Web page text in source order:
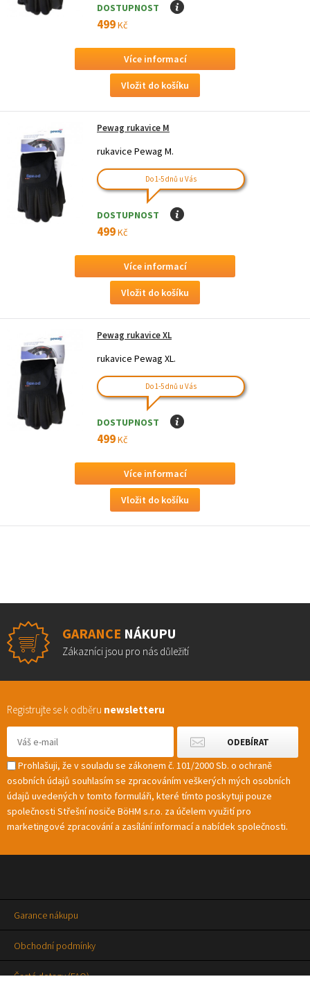
DOSTUPNOST I
499Kč
Více informací
Pewag rukavice M
rukavice Pewag M.
Do 1-5 dnů u Vás
DOSTUPNOST I
499Kč
Více informací
Pewag rukavice XL
rukavice Pewag XL.
Do 1-5 dnů u Vás
DOSTUPNOST I
499Kč
Více informací
GARANCE NÁKUPU
Zákazníci jsou pro nás důležití
Registrujte se k odběru newsletteru
Prohlašuji, že v souladu se zákonem č. 101/2000 Sb. o ochraně
osobních údajů souhlasím se zpracováním veškerých mých osobních
údajů uvedených v tomto formuláři, které tímto poskytuji pouze
společnosti Střešní nosiče BöHM s.r.o. za účelem využití pro
marketingové zpracování a zasílání informací a nabídek společnosti.
Garance nákupu
Obchodní podmínky
Časté dotazy (FAQ)